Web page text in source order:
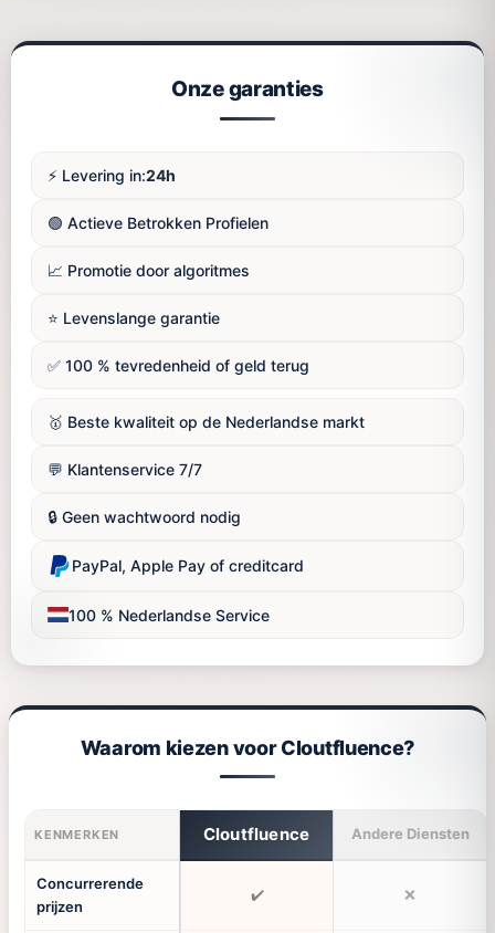
Onze garanties
⚡️ Levering in:24h
🟢 Actieve Betrokken Profielen
📈 Promotie door algoritmes
⭐️ Levenslange garantie
✅ 100 % tevredenheid of geld terug
🥇 Beste kwaliteit op de Nederlandse markt
💬 Klantenservice 7/7
🔒 Geen wachtwoord nodig
PayPal, Apple Pay of creditcard
100 % Nederlandse Service
Waarom kiezen voor Cloutfluence?
KENMERKEN Cloutfluence Andere Diensten
Concurrerende
prijzen
✔️ ❌